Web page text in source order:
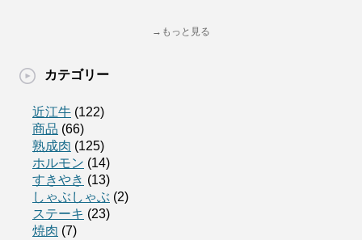
→もっと見る
カテゴリー
近江牛 (122)
商品 (66)
熟成肉 (125)
ホルモン (14)
すきやき (13)
しゃぶしゃぶ (2)
ステーキ (23)
焼肉 (7)